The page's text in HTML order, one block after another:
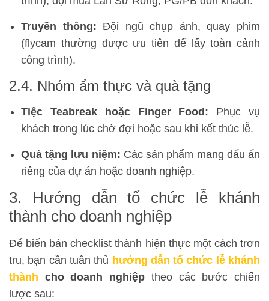
Truyền thông: Đội ngũ chụp ảnh, quay phim
(flycam thường được ưu tiên để lấy toàn cảnh
công trình).
2.4. Nhóm ẩm thực và quà tặng
Tiệc Teabreak hoặc Finger Food: Phục vụ
khách trong lúc chờ đợi hoặc sau khi kết thúc lễ.
Quà tặng lưu niệm: Các sản phẩm mang dấu ấn
riêng của dự án hoặc doanh nghiệp.
3. Hướng dẫn tổ chức lễ khánh
thành cho doanh nghiệp
Để biến bản checklist thành hiện thực một cách trơn
tru, bạn cần tuân thủ hướng dẫn tổ chức lễ khánh
thành cho doanh nghiệp theo các bước chiến
lược sau: